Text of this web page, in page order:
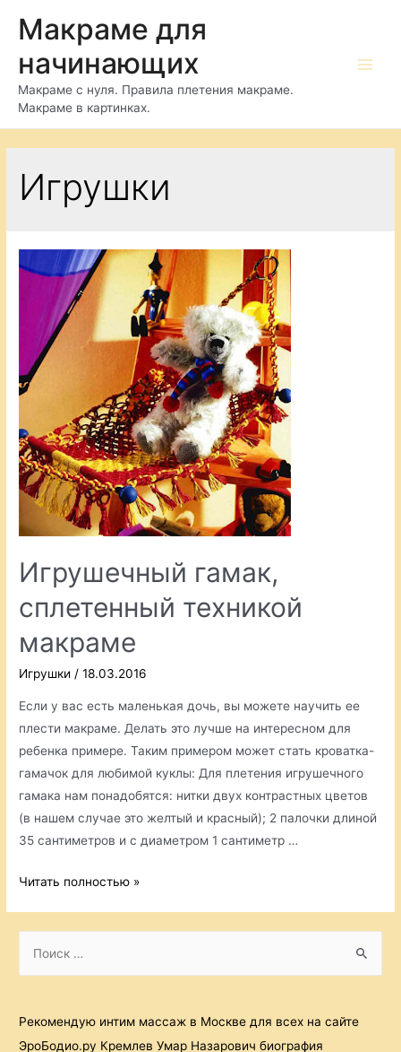
содержимому
Макраме для
начинающих
Макраме с нуля. Правила плетения макраме.
Макраме в картинках.
Игрушки
Игрушечный гамак,
сплетенный техникой
макраме
Игрушки /18.03.2016
Если у вас есть маленькая дочь, вы можете научить ее
плести макраме. Делать это лучше на интересном для
ребенка примере. Таким примером может стать кроватка-
гамачок для любимой куклы: Для плетения игрушечного
гамака нам понадобятся: нитки двух контрастных цветов
(в нашем случае это желтый и красный); 2 палочки длиной
35 сантиметров и с диаметром 1 сантиметр …
Игрушечный
техникой
Читать полностью »
r
c
Рекомендую интим массаж в Москве для всех на сайте
ЭроБодио.ру Кремлев Умар Назарович биография